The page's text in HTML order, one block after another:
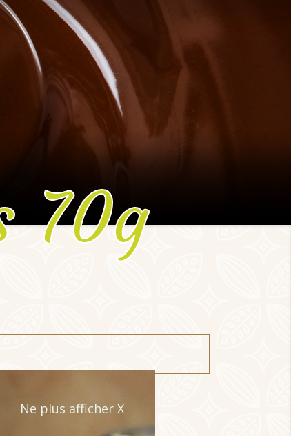
70g
Blanc
Ne plus afficher X